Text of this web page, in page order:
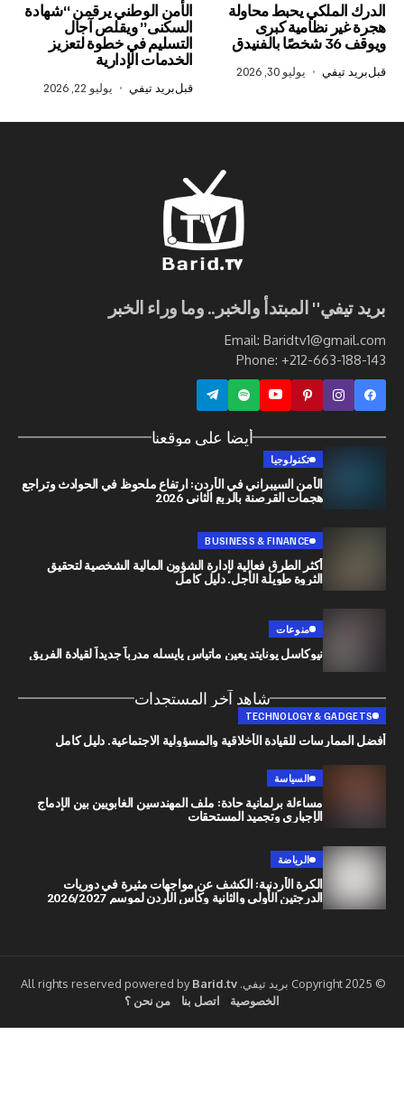
يحبط محاولة
نظامية كبرى
يوليو 30, 2026
الأمن الوطني يرقمن “شهادة
السكنى” ويقلص آجال
التسليم في خطوة لتعزيز
الخدمات الإدارية
يوليو 22, 2026
المبتدأ والخبر.. وما وراء الخبر
Email:
Phone: +212-
أيضا على موقعنا
الأمن السيبراني في الأردن: ارتفاع ملحوظ في الحوادث وتراجع
هجمات القرصنة بالربع الثاني 2026
BUSINESS & FINANCE
أكثر الطرق فعالية لإدارة الشؤون المالية الشخصية لتحقيق
الثروة طويلة الأجل. دليل كامل
نيوكاسل يونايتد يعين ماتياس يايسله مدرباً جديداً لقيادة الفريق
شاهد آخر المستجدات
TECHNOLOGY &
للقيادة الأخلاقية والمسؤولية الاجتماعية. دليل كامل
مساءلة برلمانية حادة: ملف المهندسين الغابويين بين الإدماج
الإجباري وتجميد المستحقات
الكرة الأردنية: الكشف عن مواجهات مثيرة في دوريات
الدرجتين الأولى والثانية وكأس الأردن لموسم 2026/2027
Barid.tv
اتصل بنا من نحن ؟